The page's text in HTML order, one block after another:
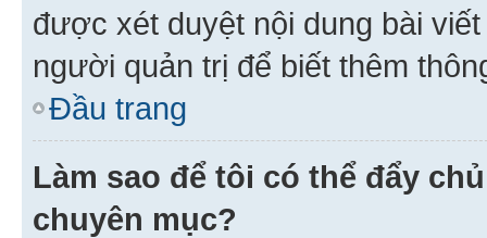
được xét duyệt nội dung bài
người quản trị để biết thêm
Đầu trang
Làm sao để tôi có thể đẩy
chuyên mục?